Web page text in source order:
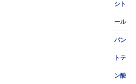
シト
ール
パン
トテ
ン酸